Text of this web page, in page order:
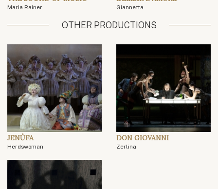
Maria Rainer Giannetta
OTHER PRODUCTIONS
JENŮFA
Herdswoman
DON GIOVANNI
Zerlina